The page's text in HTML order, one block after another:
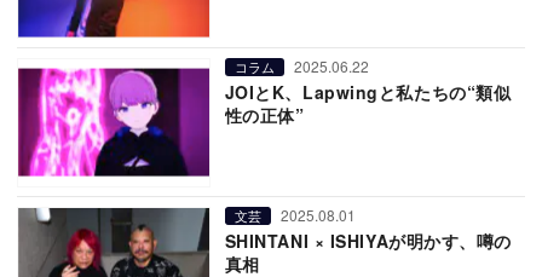
コラム 2025.06.22
JOIとK、Lapwingと私たちの“類似
性の正体”
文芸 2025.08.01
SHINTANI × ISHIYAが明かす、噂の
真相